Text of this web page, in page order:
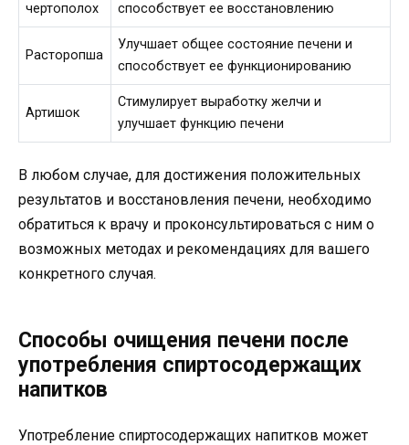
чертополох
способствует ее восстановлению
Расторопша
Улучшает общее состояние печени и
способствует ее функционированию
Артишок
Стимулирует выработку желчи и
улучшает функцию печени
В любом случае, для достижения положительных
результатов и восстановления печени, необходимо
обратиться к врачу и проконсультироваться с ним о
возможных методах и рекомендациях для вашего
конкретного случая.
Способы очищения печени после
употребления спиртосодержащих
напитков
Употребление спиртосодержащих напитков может